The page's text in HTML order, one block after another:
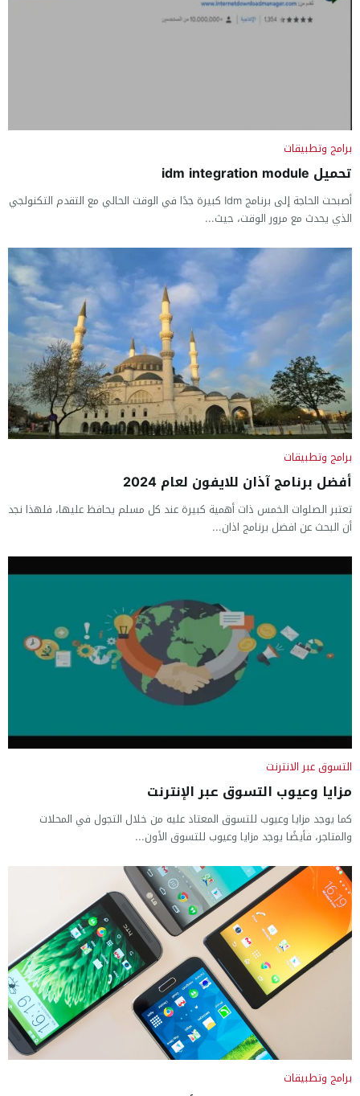
برامج وتطبيقات
تحميل idm integration module
أصبحت الحاجة إلى برنامج Idm كبيرة جدًا في الوقت الحالي مع التقدم التكنولجي
الذي يحدث مع مرور الوقت، حيث...
برامج وتطبيقات
أفضل برنامج آذان للايفون لعام 2024
تعتبر الصلوات الخمس ذات أهمية كبيرة عند كل مسلم يحافظ عليها، فلهذا نجد
أن البحث عن افضل برنامج اذان...
التسوق عبر الانترنت
مزايا وعيوب التسوق عبر الإنترنت
كما يوجد مزايا وعيوب للتسوق المعتاد عليه من خلال التجول في المحلات
والمتاجر، فأيضًا يوجد مزايا وعيوب للتسوق الأون...
برامج وتطبيقات